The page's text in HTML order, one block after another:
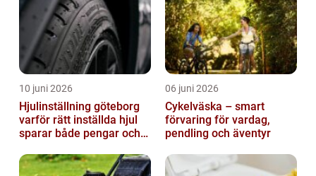
10 juni 2026
Hjulinställning göteborg
varför rätt inställda hjul
sparar både pengar och
06 juni 2026
Cykelväska – smart
förvaring för vardag,
pendling och äventyr